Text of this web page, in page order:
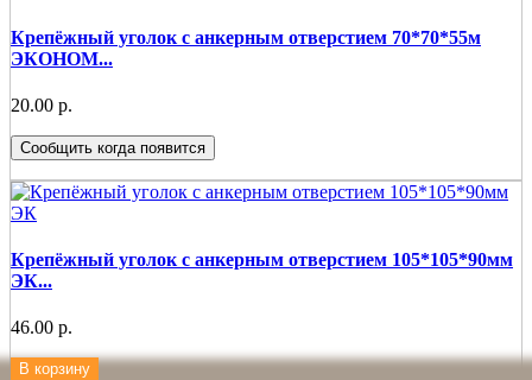
Крепёжный уголок с анкерным отверстием 70*70*55м
ЭКОНОМ...
20.00 р.
Сообщить когда появится
Крепёжный уголок с анкерным отверстием 105*105*90мм
ЭК...
46.00 р.
В корзину